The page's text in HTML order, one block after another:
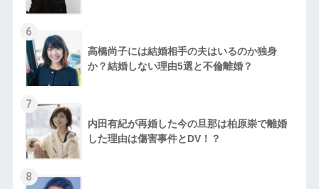
6
高橋尚子には結婚相手の夫はいるのか独身
か？結婚しない理由5選と不倫離婚？
7
内田有紀が再婚した今の旦那は柏原崇で離婚
した理由は傷害事件とDV！？
8